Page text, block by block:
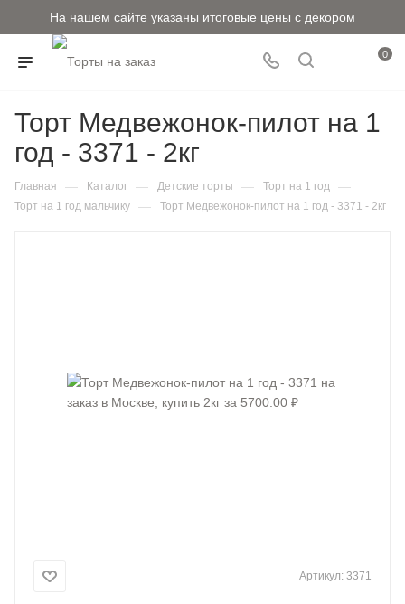
На нашем сайте указаны итоговые цены с декором
0
Торт Медвежонок-пилот на 1
год - 3371 - 2кг
Главная — Каталог — Детские торты — Торт на 1 год —
Торт на 1 год мальчику — Торт Медвежонок-пилот на 1 год - 3371 - 2кг
Артикул: 3371